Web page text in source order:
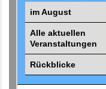
im August
Alle aktuellen
Veranstaltungen
Rückblicke